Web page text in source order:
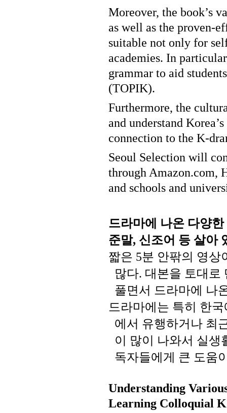
Moreover, the book’s
as well as the proven-
suitable not only for
academies. In
grammar to aid
(TOPIK).
Furthermore, the
and understand
connection to the K-
Seoul Selection will
through Amazon.com,
and schools and
드라마에 나온 다양한
준말, 신조어 등 살아
짧은 5분 안팎의 영상
많다. 대본을 토대로
풀면서 드라마에 나
드라마에는 특히 한
에서 유행하거나 최
이 많이 나와서 실생
독자들에게 큰 도움
Understanding
Learning Colloquial